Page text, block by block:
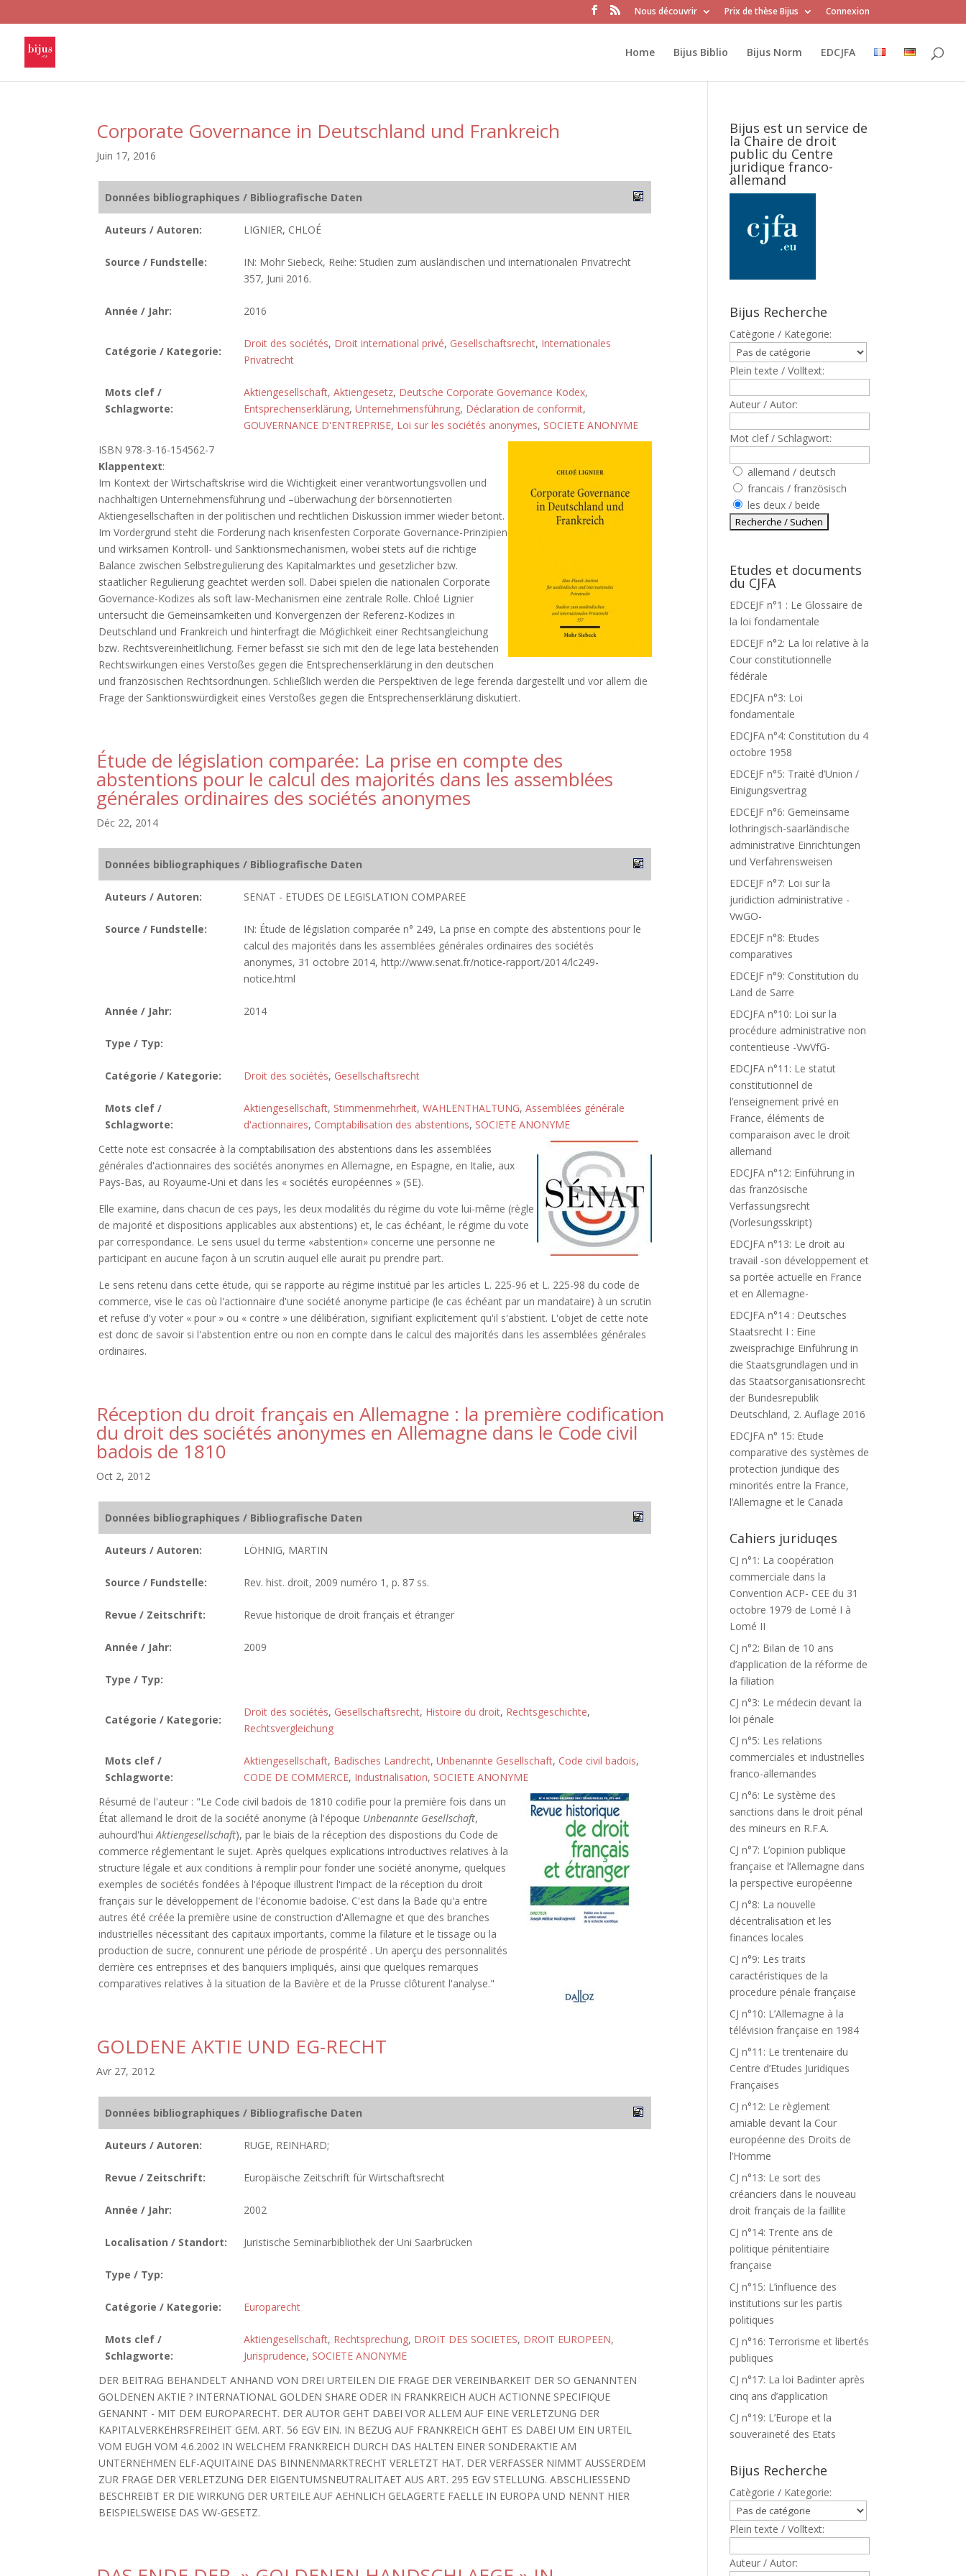
Nous découvrir Prix de thèse Bijus Connexion
Home Bijus Biblio Bijus Norm EDCJFA
Corporate Governance in Deutschland und Frankreich
Juin 17, 2016
Données bibliographiques / Bibliografische Daten
Auteurs / Autoren: LIGNIER, CHLOÉ
Source / Fundstelle:
IN: Mohr Siebeck, Reihe: Studien zum ausländischen und internationalen Privatrecht
357, Juni 2016.
Année / Jahr: 2016
Catégorie / Kategorie:
Droit des sociétés, Droit international privé, Gesellschaftsrecht, Internationales
Privatrecht
Mots clef /
Schlagworte:
Aktiengesellschaft, Aktiengesetz, Deutsche Corporate Governance Kodex,
Entsprechenserklärung, Unternehmensführung, Déclaration de conformit,
GOUVERNANCE D'ENTREPRISE, Loi sur les sociétés anonymes, SOCIETE ANONYME
ISBN 978-3-16-154562-7
Klappentext:
Im Kontext der Wirtschaftskrise wird die Wichtigkeit einer verantwortungsvollen und
nachhaltigen Unternehmensführung und –überwachung der börsennotierten
Aktiengesellschaften in der politischen und rechtlichen Diskussion immer wieder betont.
Im Vordergrund steht die Forderung nach krisenfesten Corporate Governance-Prinzipien
und wirksamen Kontroll- und Sanktionsmechanismen, wobei stets auf die richtige
Balance zwischen Selbstregulierung des Kapitalmarktes und gesetzlicher bzw.
staatlicher Regulierung geachtet werden soll. Dabei spielen die nationalen Corporate
Governance-Kodizes als soft law-Mechanismen eine zentrale Rolle. Chloé Lignier
untersucht die Gemeinsamkeiten und Konvergenzen der Referenz-Kodizes in
Deutschland und Frankreich und hinterfragt die Möglichkeit einer Rechtsangleichung
bzw. Rechtsvereinheitlichung. Ferner befasst sie sich mit den de lege lata bestehenden
Rechtswirkungen eines Verstoßes gegen die Entsprechenserklärung in den deutschen
und französischen Rechtsordnungen. Schließlich werden die Perspektiven de lege ferenda dargestellt und vor allem die
Frage der Sanktionswürdigkeit eines Verstoßes gegen die Entsprechenserklärung diskutiert.
Étude de législation comparée: La prise en compte des
abstentions pour le calcul des majorités dans les assemblées
générales ordinaires des sociétés anonymes
Déc 22, 2014
Données bibliographiques / Bibliografische Daten
Auteurs / Autoren: SENAT - ETUDES DE LEGISLATION COMPAREE
Source / Fundstelle:
IN: Étude de législation comparée n° 249, La prise en compte des abstentions pour le
calcul des majorités dans les assemblées générales ordinaires des sociétés
anonymes, 31 octobre 2014, http://www.senat.fr/notice-rapport/2014/lc249-
notice.html
Année / Jahr: 2014
Type / Typ:
Catégorie / Kategorie: Droit des sociétés, Gesellschaftsrecht
Mots clef /
Schlagworte:
Aktiengesellschaft, Stimmenmehrheit, WAHLENTHALTUNG, Assemblées générale
d'actionnaires, Comptabilisation des abstentions, SOCIETE ANONYME
Cette note est consacrée à la comptabilisation des abstentions dans les assemblées
générales d'actionnaires des sociétés anonymes en Allemagne, en Espagne, en Italie, aux
Pays-Bas, au Royaume-Uni et dans les « sociétés européennes » (SE).
Elle examine, dans chacun de ces pays, les deux modalités du régime du vote lui-même (règle
de majorité et dispositions applicables aux abstentions) et, le cas échéant, le régime du vote
par correspondance. Le sens usuel du terme «abstention» concerne une personne ne
participant en aucune façon à un scrutin auquel elle aurait pu prendre part.
Le sens retenu dans cette étude, qui se rapporte au régime institué par les articles L. 225-96 et L. 225-98 du code de
commerce, vise le cas où l'actionnaire d'une société anonyme participe (le cas échéant par un mandataire) à un scrutin
et refuse d'y voter « pour » ou « contre » une délibération, signifiant explicitement qu'il s'abstient. L'objet de cette note
est donc de savoir si l'abstention entre ou non en compte dans le calcul des majorités dans les assemblées générales
ordinaires.
Réception du droit français en Allemagne : la première codification
du droit des sociétés anonymes en Allemagne dans le Code civil
badois de 1810
Oct 2, 2012
Données bibliographiques / Bibliografische Daten
Auteurs / Autoren: LÖHNIG, MARTIN
Source / Fundstelle: Rev. hist. droit, 2009 numéro 1, p. 87 ss.
Revue / Zeitschrift: Revue historique de droit français et étranger
Année / Jahr: 2009
Type / Typ:
Catégorie / Kategorie:
Droit des sociétés, Gesellschaftsrecht, Histoire du droit, Rechtsgeschichte,
Rechtsvergleichung
Mots clef /
Schlagworte:
Aktiengesellschaft, Badisches Landrecht, Unbenannte Gesellschaft, Code civil badois,
CODE DE COMMERCE, Industrialisation, SOCIETE ANONYME
Résumé de l'auteur : "Le Code civil badois de 1810 codifie pour la première fois dans un
État allemand le droit de la société anonyme (à l'époque Unbenannte Gesellschaft,
auhourd'huiAktiengesellschaft), par le biais de la réception des dispostions du Code de
commerce réglementant le sujet. Après quelques explications introductives relatives à la
structure légale et aux conditions à remplir pour fonder une société anonyme, quelques
exemples de sociétés fondées à l'époque illustrent l'impact de la réception du droit
français sur le développement de l'économie badoise. C'est dans la Bade qu'a entre
autres été créée la première usine de construction d'Allemagne et que des branches
industrielles nécessitant des capitaux importants, comme la filature et le tissage ou la
production de sucre, connurent une période de prospérité . Un aperçu des personnalités
derrière ces entreprises et des banquiers impliqués, ainsi que quelques remarques
comparatives relatives à la situation de la Bavière et de la Prusse clôturent l'analyse."
GOLDENE AKTIE UND EG-RECHT
Avr 27, 2012
Données bibliographiques / Bibliografische Daten
Auteurs / Autoren: RUGE, REINHARD;
Revue / Zeitschrift: Europäische Zeitschrift für Wirtschaftsrecht
Année / Jahr: 2002
Localisation / Standort: Juristische Seminarbibliothek der Uni Saarbrücken
Type / Typ:
Catégorie / Kategorie: Europarecht
Mots clef /
Schlagworte:
Aktiengesellschaft, Rechtsprechung, DROIT DES SOCIETES, DROIT EUROPEEN,
Jurisprudence, SOCIETE ANONYME
DER BEITRAG BEHANDELT ANHAND VON DREI URTEILEN DIE FRAGE DER VEREINBARKEIT DER SO GENANNTEN
GOLDENEN AKTIE ? INTERNATIONAL GOLDEN SHARE ODER IN FRANKREICH AUCH ACTIONNE SPECIFIQUE
GENANNT - MIT DEM EUROPARECHT. DER AUTOR GEHT DABEI VOR ALLEM AUF EINE VERLETZUNG DER
KAPITALVERKEHRSFREIHEIT GEM. ART. 56 EGV EIN. IN BEZUG AUF FRANKREICH GEHT ES DABEI UM EIN URTEIL
VOM EUGH VOM 4.6.2002 IN WELCHEM FRANKREICH DURCH DAS HALTEN EINER SONDERAKTIE AM
UNTERNEHMEN ELF-AQUITAINE DAS BINNENMARKTRECHT VERLETZT HAT. DER VERFASSER NIMMT AUSSERDEM
ZUR FRAGE DER VERLETZUNG DER EIGENTUMSNEUTRALITAET AUS ART. 295 EGV STELLUNG. ABSCHLIESSEND
BESCHREIBT ER DIE WIRKUNG DER URTEILE AUF AEHNLICH GELAGERTE FAELLE IN EUROPA UND NENNT HIER
BEISPIELSWEISE DAS VW-GESETZ.
Bijus est un service de
la Chaire de droit
public du Centre
juridique franco-
allemand
Bijus Recherche
Catègorie / Kategorie:
Plein texte / Volltext:
Auteur / Autor:
Mot clef / Schlagwort:
allemand / deutsch
francais / französisch
les deux / beide
Etudes et documents
du CJFA
EDCEJF n°1 : Le Glossaire de
la loi fondamentale
EDCEJF n°2: La loi relative à la
Cour constitutionnelle
fédérale
EDCJFA n°3: Loi
fondamentale
EDCJFA n°4: Constitution du 4
octobre 1958
EDCEJF n°5: Traité d’Union /
Einigungsvertrag
EDCEJF n°6: Gemeinsame
lothringisch-saarländische
administrative Einrichtungen
und Verfahrensweisen
EDCEJF n°7: Loi sur la
juridiction administrative -
VwGO-
EDCEJF n°8: Etudes
comparatives
EDCEJF n°9: Constitution du
Land de Sarre
EDCJFA n°10: Loi sur la
procédure administrative non
contentieuse -VwVfG-
EDCJFA n°11: Le statut
constitutionnel de
l’enseignement privé en
France, éléments de
comparaison avec le droit
allemand
EDCJFA n°12: Einführung in
das französische
Verfassungsrecht
(Vorlesungsskript)
EDCJFA n°13: Le droit au
travail -son développement et
sa portée actuelle en France
et en Allemagne-
EDCJFA n°14 : Deutsches
Staatsrecht I : Eine
zweisprachige Einführung in
die Staatsgrundlagen und in
das Staatsorganisationsrecht
der Bundesrepublik
Deutschland, 2. Auflage 2016
EDCJFA n° 15: Etude
comparative des systèmes de
protection juridique des
minorités entre la France,
l’Allemagne et le Canada
Cahiers juriduqes
CJ n°1: La coopération
commerciale dans la
Convention ACP- CEE du 31
octobre 1979 de Lomé I à
Lomé II
CJ n°2: Bilan de 10 ans
d’application de la réforme de
la filiation
CJ n°3: Le médecin devant la
loi pénale
CJ n°5: Les relations
commerciales et industrielles
franco-allemandes
CJ n°6: Le système des
sanctions dans le droit pénal
des mineurs en R.F.A.
CJ n°7: L’opinion publique
française et l’Allemagne dans
la perspective européenne
CJ n°8: La nouvelle
décentralisation et les
finances locales
CJ n°9: Les traits
caractéristiques de la
procedure pénale française
CJ n°10: L’Allemagne à la
télévision française en 1984
CJ n°11: Le trentenaire du
Centre d’Etudes Juridiques
Françaises
CJ n°12: Le règlement
amiable devant la Cour
européenne des Droits de
l’Homme
CJ n°13: Le sort des
créanciers dans le nouveau
droit français de la faillite
CJ n°14: Trente ans de
politique pénitentiaire
française
CJ n°15: L’influence des
institutions sur les partis
politiques
CJ n°16: Terrorisme et libertés
publiques
CJ n°17: La loi Badinter après
cinq ans d’application
CJ n°19: L’Europe et la
souveraineté des Etats
Bijus Recherche
Catègorie / Kategorie:
Plein texte / Volltext:
Auteur / Autor: